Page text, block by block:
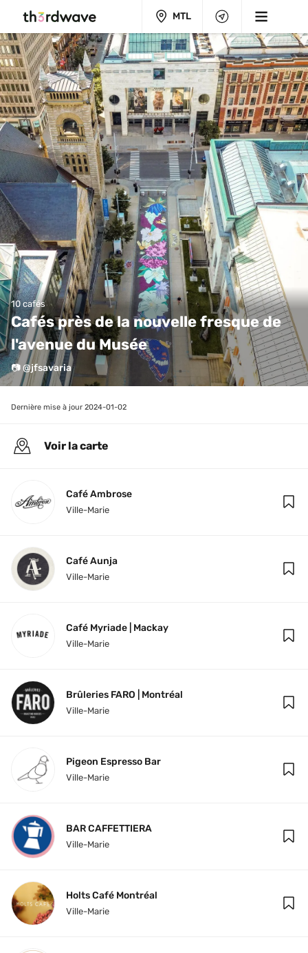
MTL
10 cafés
Cafés près de la nouvelle fresque de
l'avenue du Musée
📷 @jfsavaria⁠
Dernière mise à jour 2024-01-02
Voir la carte
Café Ambrose
Ville-Marie
Café Aunja
Ville-Marie
Café Myriade | Mackay
Ville-Marie
Brûleries FARO | Montréal
Ville-Marie
Pigeon Espresso Bar
Ville-Marie
BAR CAFFETTIERA
Ville-Marie
Holts Café Montréal
Ville-Marie